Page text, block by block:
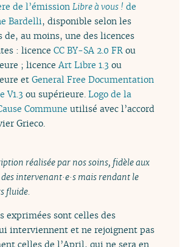
de l’émissionLibre à vous ! de
Bardelli, disponible selon les
de, au moins, une des licences
: licenceCC BY-SA 2.0 FR ou
; licenceArt Libre 1.3 ou
etGeneral Free Documentation
V1.3 ou supérieure.Logo de la
Commune utilisé avec l’accord
Grieco.
réalisée par nos soins, fidèle aux
intervenant·e·s mais rendant le
fluide.
exprimées sont celles des
interviennent et ne rejoignent pas
celles de l’April, qui ne sera en